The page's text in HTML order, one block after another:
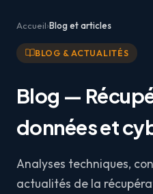
Accueil Blog et articles
BLOG & ACTUALITÉS
Blog —
données et
Analyses techniques,
actualités de la